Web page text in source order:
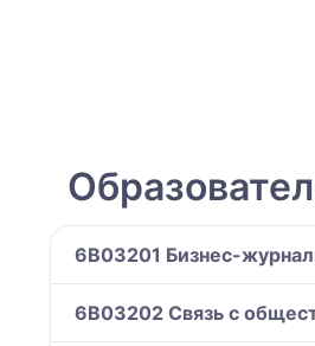
6B03201 Бизнес-
6B03202 Связь с